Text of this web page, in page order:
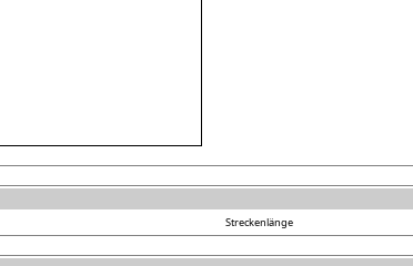
Streckenlänge